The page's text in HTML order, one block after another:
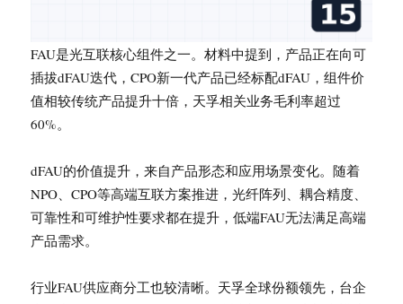
FAU是光互联核心组件之一。材料中提到，产品正在向可
插拔dFAU迭代，CPO新一代产品已经标配dFAU，组件价
值相较传统产品提升十倍，天孚相关业务毛利率超过
60%。
dFAU的价值提升，来自产品形态和应用场景变化。随着
NPO、CPO等高端互联方案推进，光纤阵列、耦合精度、
可靠性和可维护性要求都在提升，低端FAU无法满足高端
产品需求。
行业FAU供应商分工也较清晰。天孚全球份额领先，台企